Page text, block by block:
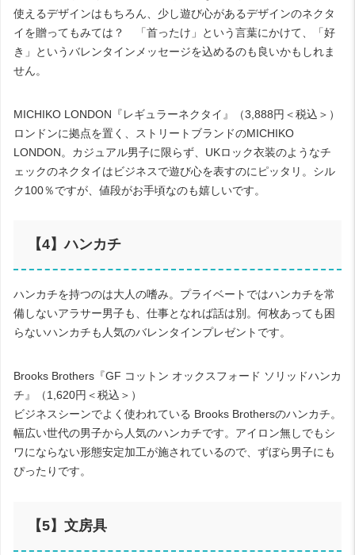
使えるデザインはもちろん、少し遊び心があるデザインのネクタ
イを贈ってもみては？ 「首ったけ」という言葉にかけて、「好
き」というバレンタインメッセージを込めるのも良いかもしれま
せん。
MICHIKO LONDON 『レギュラーネクタイ』 （3,888円＜税込＞）
ロンドンに拠点を置く、ストリートブランドのMICHIKO
LONDON。カジュアル男子に限らず、 UKロック衣装のようなチ
ェックのネクタイはビジネスで遊び心を表すのにピッタリ。シル
ク100％ですが、値段がお手頃なのも嬉しいです。
【4】ハンカチ
ハンカチを持つのは大人の嗜み。プライベートではハンカチを常
備しないアラサー男子も、仕事となれば話は別。何枚あっても困
らないハンカチも人気のバレンタインプレゼントです。
Brooks Brothers 『GF コットン オックスフォード ソリッドハンカ
チ』
（1,620円＜税込＞）
ビジネスシーンでよく使われている Brooks Brothersのハンカチ。
幅広い世代の男子から人気のハンカチです。アイロン無しでもシ
ワにならない形態安定加工が施されているので、ずぼら男子にも
ぴったりです。
【5】文房具